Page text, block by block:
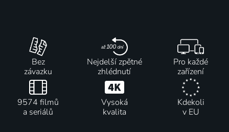
Bez
závazku
Nejdelší zpětné
zhlédnutí
Pro každé
zařízení
9574 filmů
a seriálů
Vysoká
kvalita
Kdekoli
v EU